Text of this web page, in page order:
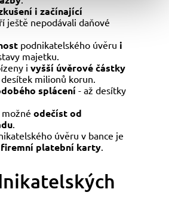
i začínající
ještě nepodávali daňové
podnikatelského úvěru i
majetku.
i vyšší úvěrové částky
milionů korun.
splácení - až desítky
odečíst od
.
úvěru v bance je
firemní platební karty.